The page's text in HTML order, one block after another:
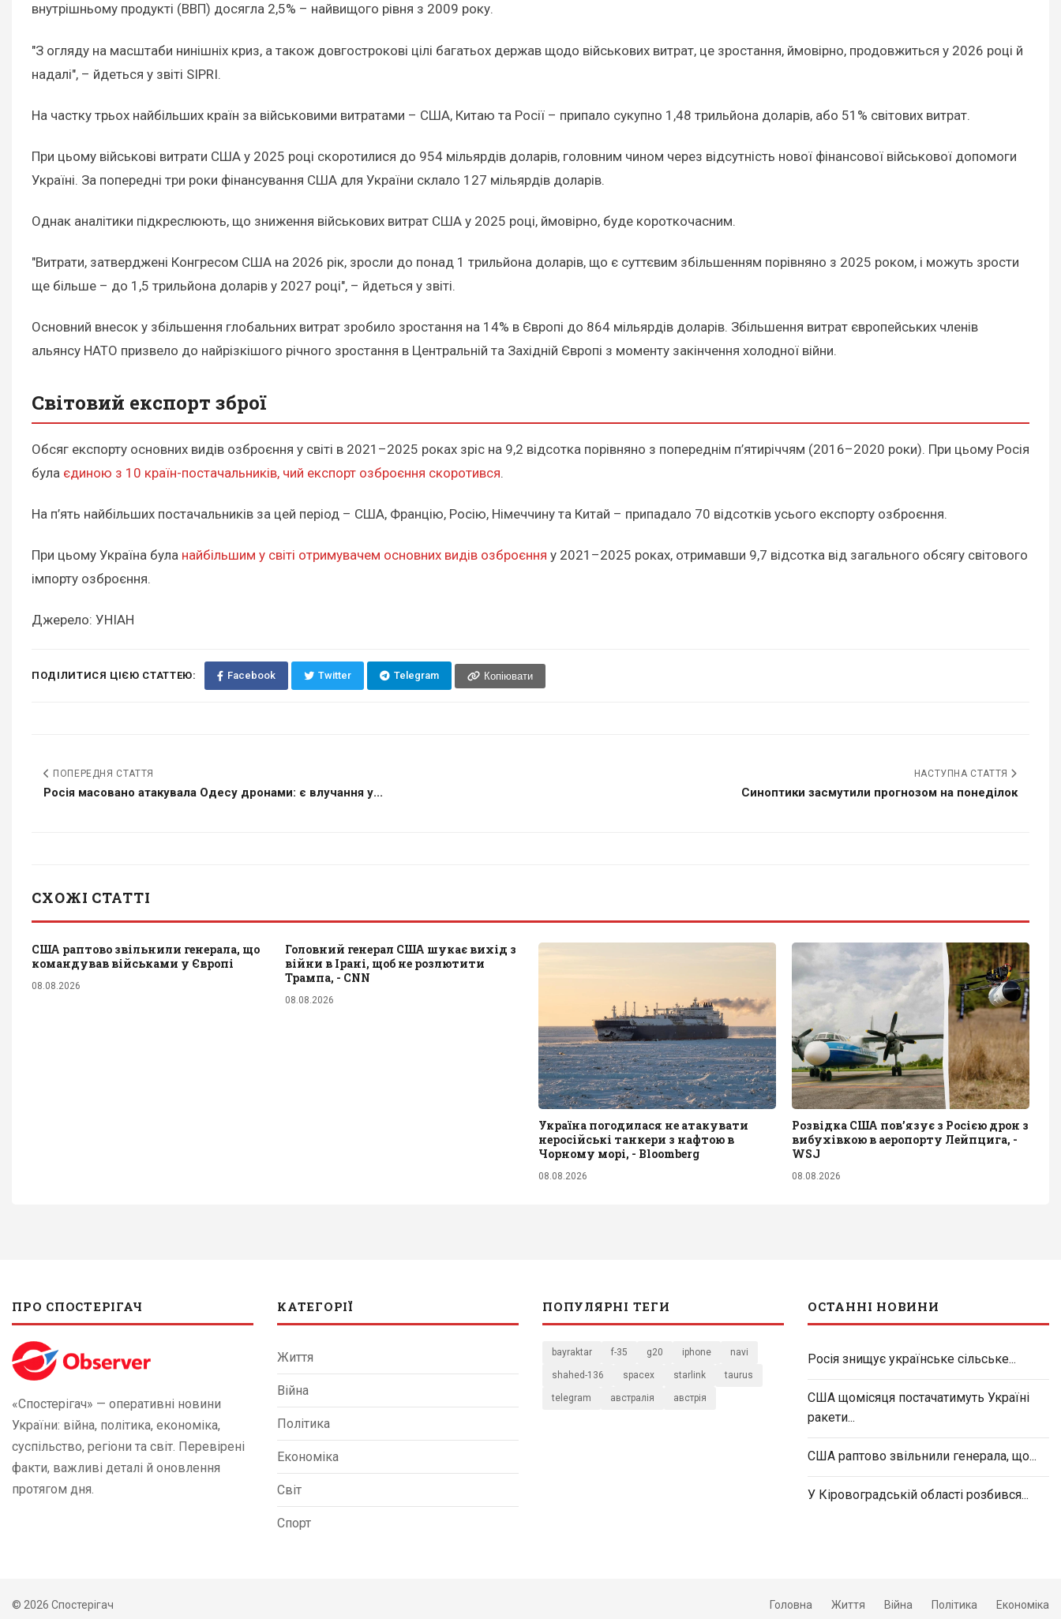
внутрішньому продукті (ВВП) досягла 2,5% – найвищого рівня з 2009 року.
"З огляду на масштаби нинішніх криз, а також довгострокові цілі багатьох держав щодо військових витрат, це зростання, ймовірно, продовжиться у 2026 році й
надалі", – йдеться у звіті SIPRI.
На частку трьох найбільших країн за військовими витратами – США, Китаю та Росії – припало сукупно 1,48 трильйона доларів, або 51% світових витрат.
При цьому військові витрати США у 2025 році скоротилися до 954 мільярдів доларів, головним чином через відсутність нової фінансової військової допомоги
Україні. За попередні три роки фінансування США для України склало 127 мільярдів доларів.
Однак аналітики підкреслюють, що зниження військових витрат США у 2025 році, ймовірно, буде короткочасним.
"Витрати, затверджені Конгресом США на 2026 рік, зросли до понад 1 трильйона доларів, що є суттєвим збільшенням порівняно з 2025 роком, і можуть зрости
ще більше – до 1,5 трильйона доларів у 2027 році", – йдеться у звіті.
Основний внесок у збільшення глобальних витрат зробило зростання на 14% в Європі до 864 мільярдів доларів. Збільшення витрат європейських членів
альянсу НАТО призвело до найрізкішого річного зростання в Центральній та Західній Європі з моменту закінчення холодної війни.
Світовий експорт зброї
Обсяг експорту основних видів озброєння у світі в 2021–2025 роках зріс на 9,2 відсотка порівняно з попереднім п’ятиріччям (2016–2020 роки). При цьому Росія
була єдиною з 10 країн-постачальників, чий експорт озброєння скоротився.
На п’ять найбільших постачальників за цей період – США, Францію, Росію, Німеччину та Китай – припадало 70 відсотків усього експорту озброєння.
При цьому Україна була найбільшим у світі отримувачем основних видів озброєння у 2021–2025 роках, отримавши 9,7 відсотка від загального обсягу світового
імпорту озброєння.
Джерело: УНІАН
ПОДІЛИТИСЯ ЦІЄЮ СТАТТЕЮ: Facebook Twitter Telegram Копіювати
ПОПЕРЕДНЯ СТАТТЯ
Росія масовано атакувала Одесу дронами: є влучання у...
НАСТУПНА СТАТТЯ
Синоптики засмутили прогнозом на понеділок
СХОЖІ СТАТТІ
США раптово звільнили генерала, що
командував військами у Європі
08.08.2026
Головний генерал США шукає вихід з
війни в Ірані, щоб не розлютити
Трампа, - CNN
08.08.2026
Україна погодилася не атакувати
неросійські танкери з нафтою в
Чорному морі, - Bloomberg
08.08.2026
Розвідка США пов’язує з Росією дрон з
вибухівкою в аеропорту Лейпцига, -
WSJ
08.08.2026
ПРО СПОСТЕРІГАЧ
«Спостерігач» — оперативні новини
України: війна, політика, економіка,
суспільство, регіони та світ. Перевірені
факти, важливі деталі й оновлення
протягом дня.
КАТЕГОРІЇ
Життя
Війна
Політика
Економіка
Світ
Спорт
ПОПУЛЯРНІ ТЕГИ
bayraktar f-35 g20 iphone navi
shahed-136 spacex starlink taurus
telegram австралія австрія
ОСТАННІ НОВИНИ
Росія знищує українське сільське...
США щомісяця постачатимуть Україні
ракети...
США раптово звільнили генерала, що...
У Кіровоградській області розбився...
© 2026 Спостерігач Головна Життя Війна Політика Економіка